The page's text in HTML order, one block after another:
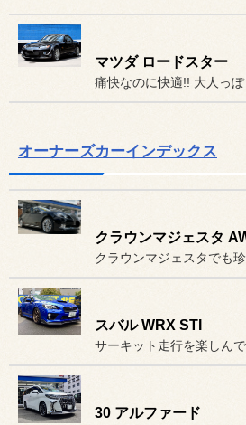
マツダ ロードスター
痛快なのに快適!! 大人っ
オーナーズカーインデックス
クラウンマジェスタ
スバル WRX STI
30 アルファード